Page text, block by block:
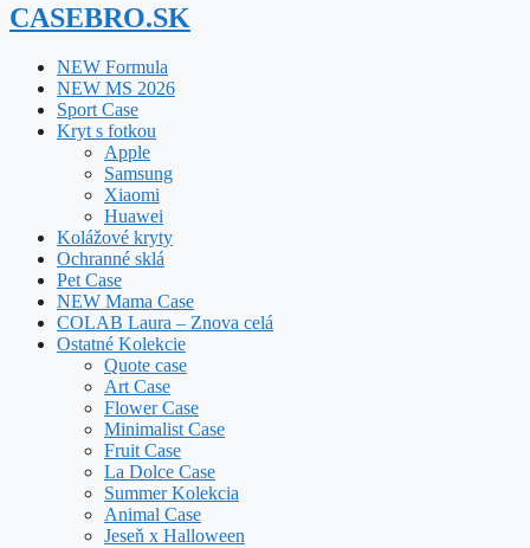
CASEBRO.SK
NEW Formula
NEW MS 2026
Sport Case
Kryt s fotkou
Apple
Samsung
Xiaomi
Huawei
Kolážové kryty
Ochranné sklá
Pet Case
NEW Mama Case
COLAB Laura – Znova celá
Ostatné Kolekcie
Quote case
Art Case
Flower Case
Minimalist Case
Fruit Case
La Dolce Case
Summer Kolekcia
Animal Case
Jeseň x Halloween